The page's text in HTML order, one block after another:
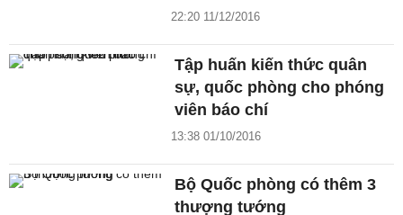
22:20 11/12/2016
Tập huấn kiến thức quân
sự, quốc phòng cho phóng
viên báo chí
13:38 01/10/2016
Bộ Quốc phòng có thêm 3
thượng tướng